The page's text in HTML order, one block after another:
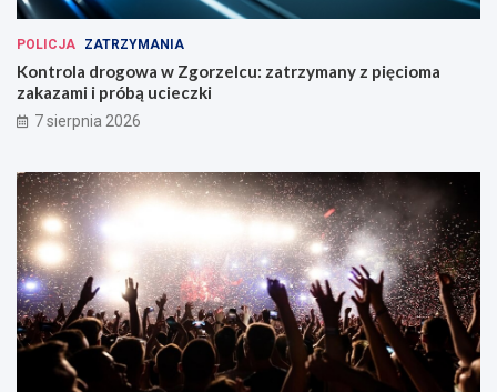
POLICJA ZATRZYMANIA
Kontrola drogowa w Zgorzelcu: zatrzymany z pięcioma
zakazami i próbą ucieczki
7 sierpnia 2026